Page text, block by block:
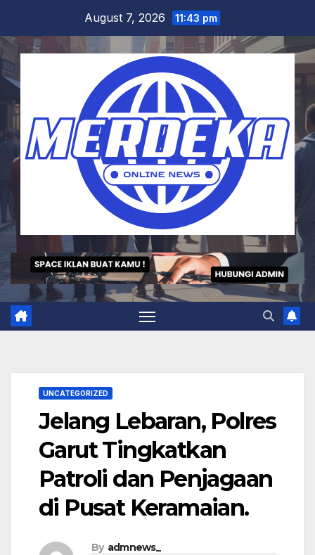
content
August 7, 2026 11:43 pm
UNCATEGORIZED
Jelang Lebaran, Polres
Garut Tingkatkan
Patroli dan Penjagaan
di Pusat Keramaian.
By admnews_